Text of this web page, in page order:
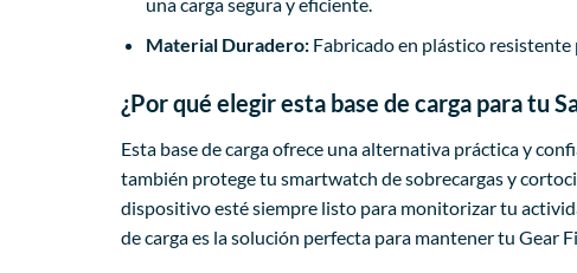
Material Duradero:Fabricado en plástico
¿Por qué elegir esta base de carga para tu
Esta base de carga ofrece una alternativa práctica y
también protege tu smartwatch de sobrecargas y
dispositivo esté siempre listo para monitorizar tu
de carga es la solución perfecta para mantener tu Gear